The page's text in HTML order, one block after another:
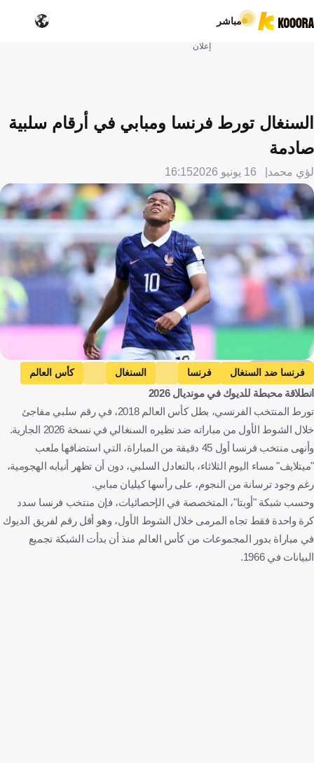
مباشر
إعلان
السنغال تورط فرنسا ومبابي في أرقام سلبية
صادمة
لؤي محمد 16 يونيو 2026 16:15
Getty Images
فرنسا ضد السنغال فرنسا السنغال
كأس العالم
كيليان مبابي
فرنسا السنغال
انطلاقة محبطة للديوك في مونديال 2026
تورط المنتخب الفرنسي، بطل كأس العالم 2018، في رقم سلبي مفاجئ
خلال الشوط الأول من مباراته ضد نظيره السنغالي في نسخة 2026 الجارية.
وأنهى منتخب فرنسا أول 45 دقيقة من المباراة، التي استضافها ملعب
"ميتلايف" مساء اليوم الثلاثاء، بالتعادل السلبي، دون أن تظهر أنيابه الهجومية،
رغم وجود ترسانة من النجوم، على رأسها كيليان مبابي.
وحسب شبكة "أوبتا"، المتخصصة في الإحصائيات، فإن منتخب فرنسا سدد
كرة واحدة فقط تجاه المرمى خلال الشوط الأول، وهو أقل رقم لفريق الديوك
في مباراة بدور المجموعات من كأس العالم منذ أن بدأت الشبكة تجميع
البيانات في 1966.